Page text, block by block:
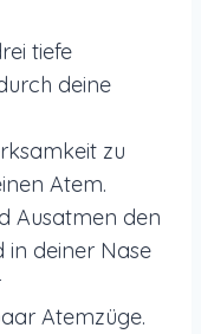
tiefe
deine
zu
Atem.
Ausatmen den
in deiner Nase
Atemzüge.